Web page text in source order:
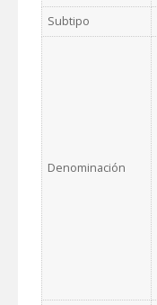
Subtipo
Denominación